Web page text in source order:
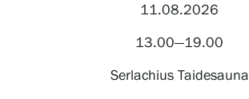
Kokoelmat ja museo
11.08.2026
13.00—19.00
Serlachius Taidesauna